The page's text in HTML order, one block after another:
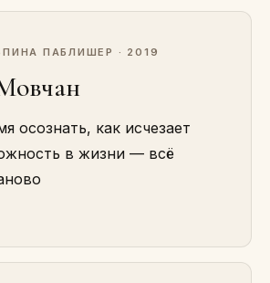
ПАБЛИШЕР · 2019
осознать, как исчезает
в жизни — всё